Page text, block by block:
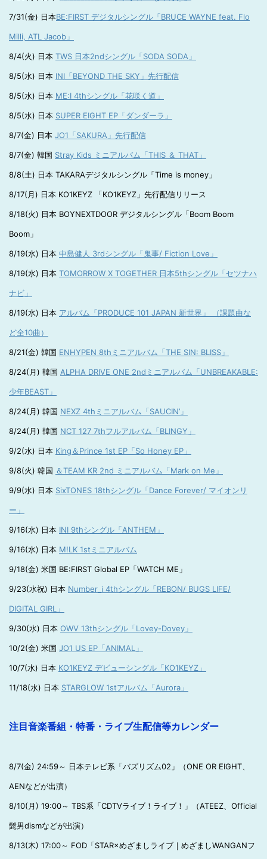
7/31(金) 日本BE:FIRST デジタルシングル「BRUCE WAYNE feat. Flo
Milli, ATL Jacob」
8/4(火) 日本 TWS 日本2ndシングル「SODA SODA」
8/5(水) 日本 INI「BEYOND THE SKY」先行配信
8/5(水) 日本 ME:I 4thシングル「花咲く道」
8/5(水) 日本 SUPER EIGHT EP「ダンダーラ」
8/7(金) 日本 JO1「SAKURA」先行配信
8/7(金) 韓国 Stray Kids ミニアルバム「THIS ＆ THAT」
8/8(土) 日本 TAKARAデジタルシングル「Time is money」
8/17(月) 日本 KO1KEYZ 「KO1KEYZ」先行配信リリース
8/18(火) 日本 BOYNEXTDOOR デジタルシングル「Boom Boom
Boom」
8/19(水) 日本 中島健人 3rdシングル「鬼事/ Fiction Love」
8/19(水) 日本 TOMORROW X TOGETHER 日本5thシングル「セツナハ
ナビ」
8/19(水) 日本 アルバム「PRODUCE 101 JAPAN 新世界」 （課題曲な
ど全10曲）
8/21(金) 韓国 ENHYPEN 8thミニアルバム「THE SIN: BLISS」
8/24(月) 韓国 ALPHA DRIVE ONE 2ndミニアルバム「UNBREAKABLE:
少年BEAST」
8/24(月) 韓国 NEXZ 4thミニアルバム「SAUCIN’」
8/24(月) 韓国 NCT 127 7thフルアルバム「BLINGY」
9/2(水) 日本 King＆Prince 1st EP「So Honey EP」
9/8(火) 韓国 ＆TEAM KR 2nd ミニアルバム「Mark on Me」
9/9(水) 日本 SixTONES 18thシングル「Dance Forever/ マイオンリ
ー」
9/16(水) 日本 INI 9thシングル「ANTHEM」
9/16(水) 日本 M!LK 1stミニアルバム
9/18(金) 米国 BE:FIRST Global EP「WATCH ME」
9/23(水祝) 日本 Number_i 4thシングル「REBON/ BUGS LIFE/
DIGITAL GIRL」
9/30(水) 日本 OWV 13thシングル「Lovey-Dovey」
10/2(金) 米国 JO1 US EP「ANIMAL」
10/7(水) 日本 KO1KEYZ デビューシングル「KO1KEYZ」
11/18(水) 日本 STARGLOW 1stアルバム「Aurora」
注目音楽番組・特番・ライブ生配信等カレンダー
8/7(金) 24:59～ 日本テレビ系「バズリズム02」（ONE OR EIGHT、
AENなどが出演）
8/10(月) 19:00～ TBS系「CDTVライブ！ライブ！」（ATEEZ、Official
髭男dismなどが出演）
8/13(木) 17:00～ FOD「STAR×めざましライブ｜めざましWANGANフ